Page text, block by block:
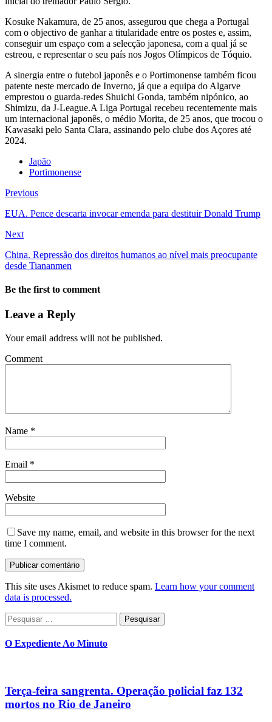
Kosuke Nakamura, de 25 anos, assegurou que chega a Portugal
com o objectivo de ganhar a titularidade entre os postes e, assim,
conseguir um espaço com a selecção japonesa, com a qual já se
estreou, e representar o seu país nos Jogos Olímpicos de Tóquio.
A sinergia entre o futebol japonês e o Portimonense também ficou
patente neste mercado de Inverno, já que a equipa do Algarve
emprestou o guarda-redes Shuichi Gonda, também nipónico, ao
Shimizu, da J-League.A Liga Portugal recebeu recentemente mais
um internacional japonês, o médio Morita, de 25 anos, que trocou o
Kawasaki pelo Santa Clara, assinando pelo clube dos Açores até
2024.
Japão
Portimonense
Previous
EUA. Pence descarta invocar emenda para destituir Donald Trump
Next
China. Repressão dos direitos humanos ao nível mais preocupante
desde Tiananmen
Be the first to comment
Leave a Reply
Your email address will not be published.
Comment
Name *
Email *
Website
Save my name, email, and website in this browser for the next
time I comment.
This site uses Akismet to reduce spam. Learn how your comment
data is processed.
Pesquisar
por:
O Expediente Ao Minuto
Terça-feira sangrenta. Operação policial faz 132
mortos no Rio de Janeiro